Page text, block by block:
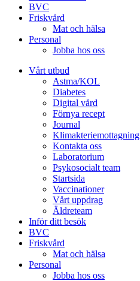
BVC
Friskvård
Mat och hälsa
Personal
Jobba hos oss
Vårt utbud
Astma/KOL
Diabetes
Digital vård
Förnya recept
Journal
Klimakteriemottagning
Kontakta oss
Laboratorium
Psykosocialt team
Startsida
Vaccinationer
Vårt uppdrag
Äldreteam
Inför ditt besök
BVC
Friskvård
Mat och hälsa
Personal
Jobba hos oss